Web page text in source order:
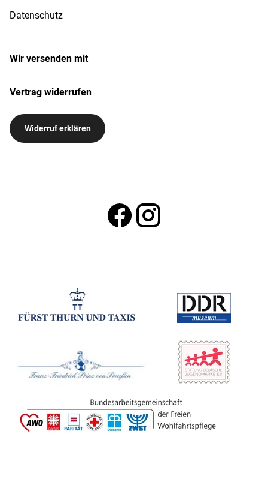
Datenschutz
Wir versenden mit
Vertrag widerrufen
Widerruf erklären